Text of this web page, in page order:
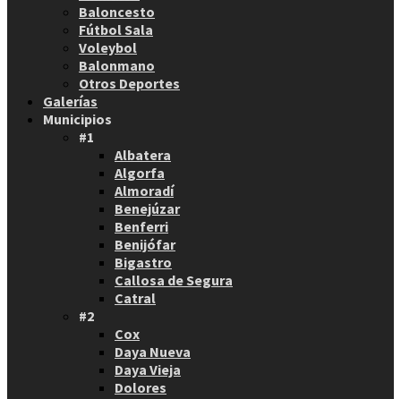
Baloncesto
Fútbol Sala
Voleybol
Balonmano
Otros Deportes
Galerías
Municipios
#1
Albatera
Algorfa
Almoradí
Benejúzar
Benferri
Benijófar
Bigastro
Callosa de Segura
Catral
#2
Cox
Daya Nueva
Daya Vieja
Dolores